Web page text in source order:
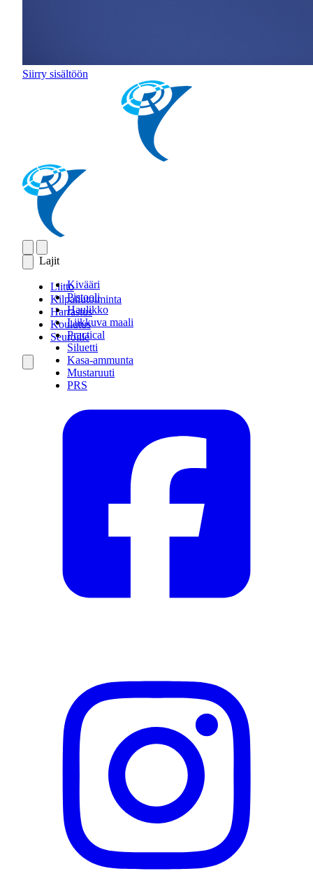
Siirry sisältöön
Lajit
Kivääri
Pistooli
Haulikko
Liikkuva maali
Practical
Siluetti
Kasa-ammunta
Mustaruuti
PRS
Liitto
Kilpailutoiminta
Harrastus
Koulutus
Seuroille